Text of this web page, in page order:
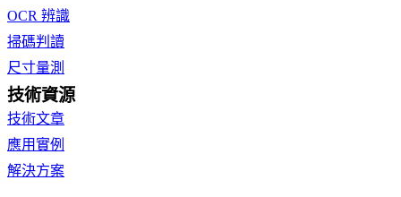
OCR 辨識
掃碼判讀
尺寸量測
技術資源
技術文章
應用實例
解決方案